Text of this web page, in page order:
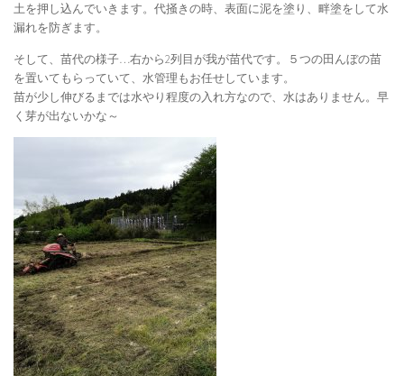
土を押し込んでいきます。代掻きの時、表面に泥を塗り、畔塗をして水
漏れを防ぎます。
そして、苗代の様子…右から2列目が我が苗代です。５つの田んぼの苗
を置いてもらっていて、水管理もお任せしています。
苗が少し伸びるまでは水やり程度の入れ方なので、水はありません。早
く芽が出ないかな～